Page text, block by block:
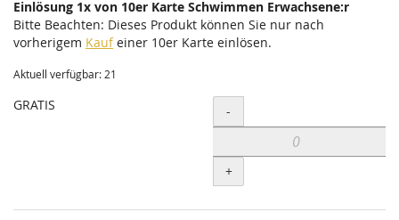
Einlösung 1x von 10er Karte Schwimmen Erwachsene:r
Bitte Beachten: Dieses Produkt können Sie nur nach
vorherigem Kaufeiner 10er Karte einlösen.
Aktuell verfügbar: 21
GRATIS Menge
-
+